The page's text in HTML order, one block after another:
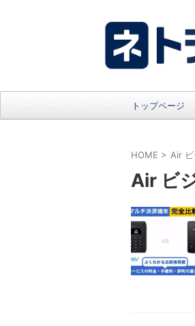
トップページ
HOME > Air
Air ビ